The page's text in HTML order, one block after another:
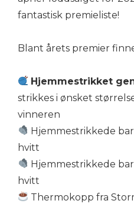
fantastisk premieliste!
Blant årets premier
Hjemmestrikket
strikkes i ønsket
vinneren
Hjemmestrikkede
hvitt
Hjemmestrikkede
hvitt
Thermokopp fra